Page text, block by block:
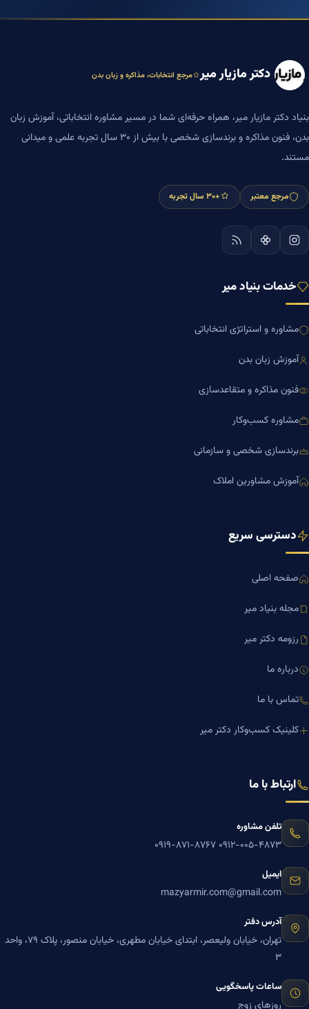
دکتر مازیار میر مرجع انتخابات، مذاکره و زبان بدن
بنیاد دکتر مازیار میر، همراه حرفه‌ای شما در مسیر مشاوره انتخاباتی، آموزش زبان
بدن، فنون مذاکره و برندسازی شخصی با بیش از ۳۰ سال تجربه علمی و میدانی
مستند.
مرجع معتبر +۳۰ سال تجربه
خدمات بنیاد میر
مشاوره و استراتژی انتخاباتی
آموزش زبان بدن
فنون مذاکره و متقاعدسازی
مشاوره کسب‌وکار
برندسازی شخصی و سازمانی
آموزش مشاورین املاک
دسترسی سریع
صفحه اصلی
مجله بنیاد میر
رزومه دکتر میر
درباره ما
تماس با ما
کلینیک کسب‌وکار دکتر میر
ارتباط با ما
تلفن مشاوره
۰۹۱۲-۰۰۵-۴۸۷۳ ۰۹۱۹-۸۷۱-۸۷۶۷
ایمیل
mazyarmir.com@gmail.com
آدرس دفتر
تهران، خیابان ولیعصر، ابتدای خیابان مطهری، خیابان منصور، پلاک ۷۹، واحد
۳
ساعات پاسخگویی
روزهای زوج